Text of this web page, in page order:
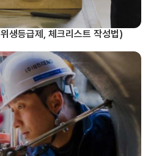
생등급제, 체크리스트 작성법)